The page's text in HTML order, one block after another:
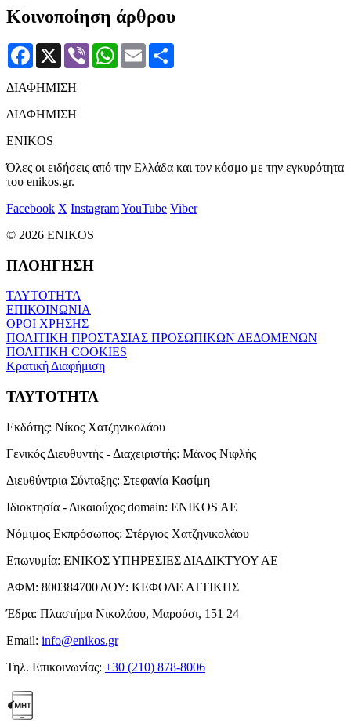
Κοινοποίηση άρθρου
Facebook
X Viber WhatsApp
Email
ΔΙΑΦΗΜΙΣΗ
ΔΙΑΦΗΜΙΣΗ
ENIKOS
Όλες οι ειδήσεις από την Ελλάδα και τον κόσμο με την εγκυρότητα
του enikos.gr.
Facebook X InstagramYouTube Viber
© 2026 ENIKOS
ΠΛΟΗΓΗΣΗ
ΤΑΥΤΟΤΗΤΑ
ΕΠΙΚΟΙΝΩΝΙΑ
ΟΡΟΙ ΧΡΗΣΗΣ
ΠΟΛΙΤΙΚΗ ΠΡΟΣΤΑΣΙΑΣ ΠΡΟΣΩΠΙΚΩΝ ΔΕΔΟΜΕΝΩΝ
ΠΟΛΙΤΙΚΗ COOKIES
Κρατική Διαφήμιση
ΤΑΥΤΟΤΗΤΑ
Εκδότης: Νίκος Χατζηνικολάου
Γενικός Διευθυντής - Διαχειριστής: Μάνος Νιφλής
Διευθύντρια Σύνταξης: Στεφανία Κασίμη
Ιδιοκτησία - Δικαιούχος domain: ENIKOS AE
Νόμιμος Εκπρόσωπος: Στέργιος Χατζηνικολάου
Επωνυμία: ΕΝΙΚΟΣ ΥΠΗΡΕΣΙΕΣ ΔΙΑΔΙΚΤΥΟΥ ΑΕ
ΑΦΜ: 800384700 ΔΟΥ: ΚΕΦΟΔΕ ΑΤΤΙΚΗΣ
Έδρα: Πλαστήρα Νικολάου, Μαρούσι, 151 24
Email: info@enikos.gr
Τηλ. Επικοινωνίας: +30 (210) 878-8006